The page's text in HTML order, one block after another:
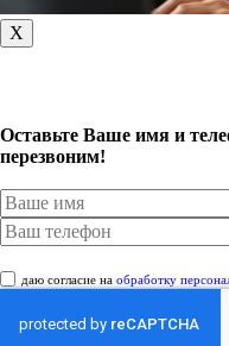
X
Оставьте Ваше имя и
перезвоним!
даю согласие на обработку